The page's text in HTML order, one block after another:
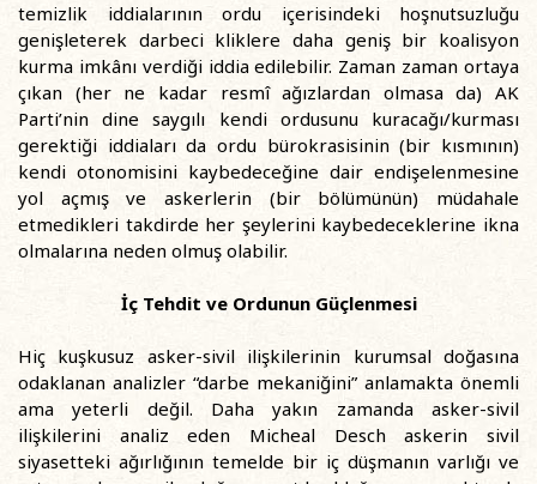
temizlik iddialarının ordu içerisindeki hoşnutsuzluğu
genişleterek darbeci kliklere daha geniş bir koalisyon
kurma imkânı verdiği iddia edilebilir. Zaman zaman ortaya
çıkan (her ne kadar resmî ağızlardan olmasa da) AK
Parti’nin dine saygılı kendi ordusunu kuracağı/kurması
gerektiği iddiaları da ordu bürokrasisinin (bir kısmının)
kendi otonomisini kaybedeceğine dair endişelenmesine
yol açmış ve askerlerin (bir bölümünün) müdahale
etmedikleri takdirde her şeylerini kaybedeceklerine ikna
olmalarına neden olmuş olabilir.
İç Tehdit ve Ordunun Güçlenmesi
Hiç kuşkusuz asker-sivil ilişkilerinin kurumsal doğasına
odaklanan analizler “darbe mekaniğini” anlamakta önemli
ama yeterli değil. Daha yakın zamanda asker-sivil
ilişkilerini analiz eden Micheal Desch askerin sivil
siyasetteki ağırlığının temelde bir iç düşmanın varlığı ve